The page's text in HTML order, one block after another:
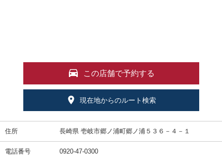
この店舗で予約する
現在地からのルート検索
住所 長崎県 壱岐市郷ノ浦町郷ノ浦５３６－４－１
電話番号 0920-47-0300